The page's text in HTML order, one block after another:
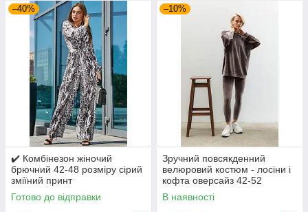
–40%
✔️ Комбінезон жіночий
брючний 42-48 розміру сірий
зміїний принт
Готово до відправки
–10%
Зручний повсякденний
велюровий костюм - лосіни і
кофта оверсайз 42-52
розміри різні кольори
В наявності